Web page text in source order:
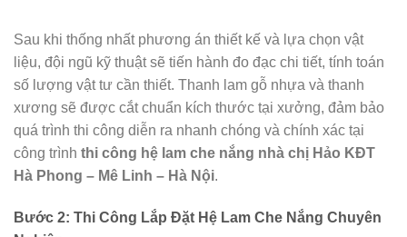
Sau khi thống nhất phương án thiết kế và lựa chọn vật
liệu, đội ngũ kỹ thuật sẽ tiến hành đo đạc chi tiết, tính toán
số lượng vật tư cần thiết. Thanh lam gỗ nhựa và thanh
xương sẽ được cắt chuẩn kích thước tại xưởng, đảm bảo
quá trình thi công diễn ra nhanh chóng và chính xác tại
công trình thi công hệ lam che nắng nhà chị Hảo KĐT
Hà Phong – Mê Linh – Hà Nội.
Bước 2: Thi Công Lắp Đặt Hệ Lam Che Nắng Chuyên